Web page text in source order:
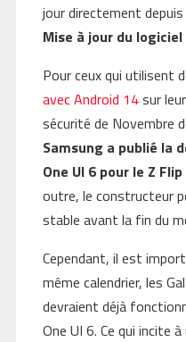
jour directement depuis
Mise à jour du logiciel
Pour ceux qui utilisent
avec Android 14sur
sécurité de Novembre
Samsung a publié la
One UI 6 pour le Z
outre, le constructeur
stable avant la fin du
Cependant, il est
même calendrier, les
devraient déjà
One UI 6. Ce qui incite